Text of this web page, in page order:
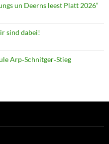
un Deerns leest Platt 2026“
sind dabei!
Arp‑Schnitger‑Stieg